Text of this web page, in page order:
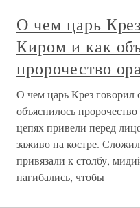
О чем царь
Киром и как
пророчество
О чем царь Крез
объяснилось
цепях привели перед
заживо на костре.
привязали к столбу,
нагибались, чтобы